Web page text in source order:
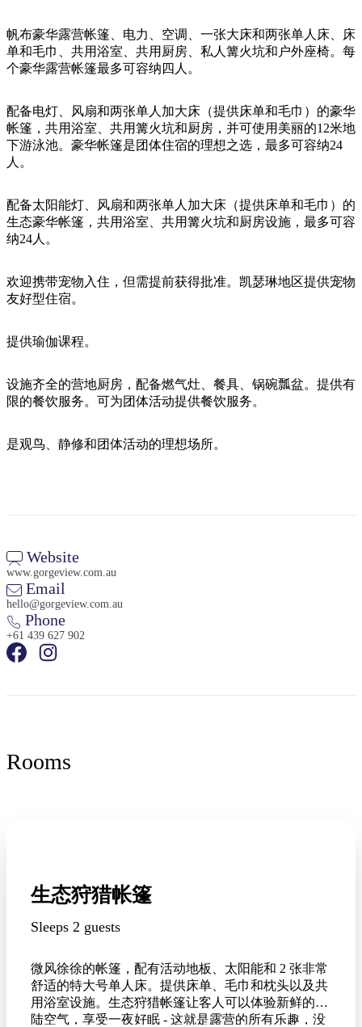
up
帆布豪华露营帐篷、电力、空调、一张大床和两张单人床、床
单和毛巾、共用浴室、共用厨房、私人篝火坑和户外座椅。每
个豪华露营帐篷最多可容纳四人。
配备电灯、风扇和两张单人加大床（提供床单和毛巾）的豪华
帐篷，共用浴室、共用篝火坑和厨房，并可使用美丽的12米地
下游泳池。豪华帐篷是团体住宿的理想之选，最多可容纳24
人。
配备太阳能灯、风扇和两张单人加大床（提供床单和毛巾）的
生态豪华帐篷，共用浴室、共用篝火坑和厨房设施，最多可容
纳24人。
欢迎携带宠物入住，但需提前获得批准。凯瑟琳地区提供宠物
友好型住宿。
提供瑜伽课程。
设施齐全的营地厨房，配备燃气灶、餐具、锅碗瓢盆。提供有
限的餐饮服务。可为团体活动提供餐饮服务。
是观鸟、静修和团体活动的理想场所。
Website
www.gorgeview.com.au
Email
hello@gorgeview.com.au
Phone
+61 439 627 902
Rooms
生态狩猎帐篷
Sleeps 2 guests
微风徐徐的帐篷，配有活动地板、太阳能和 2 张非常
舒适的特大号单人床。提供床单、毛巾和枕头以及共
用浴室设施。生态狩猎帐篷让客人可以体验新鲜的内
陆空气，享受一夜好眠 - 这就是露营的所有乐趣，没